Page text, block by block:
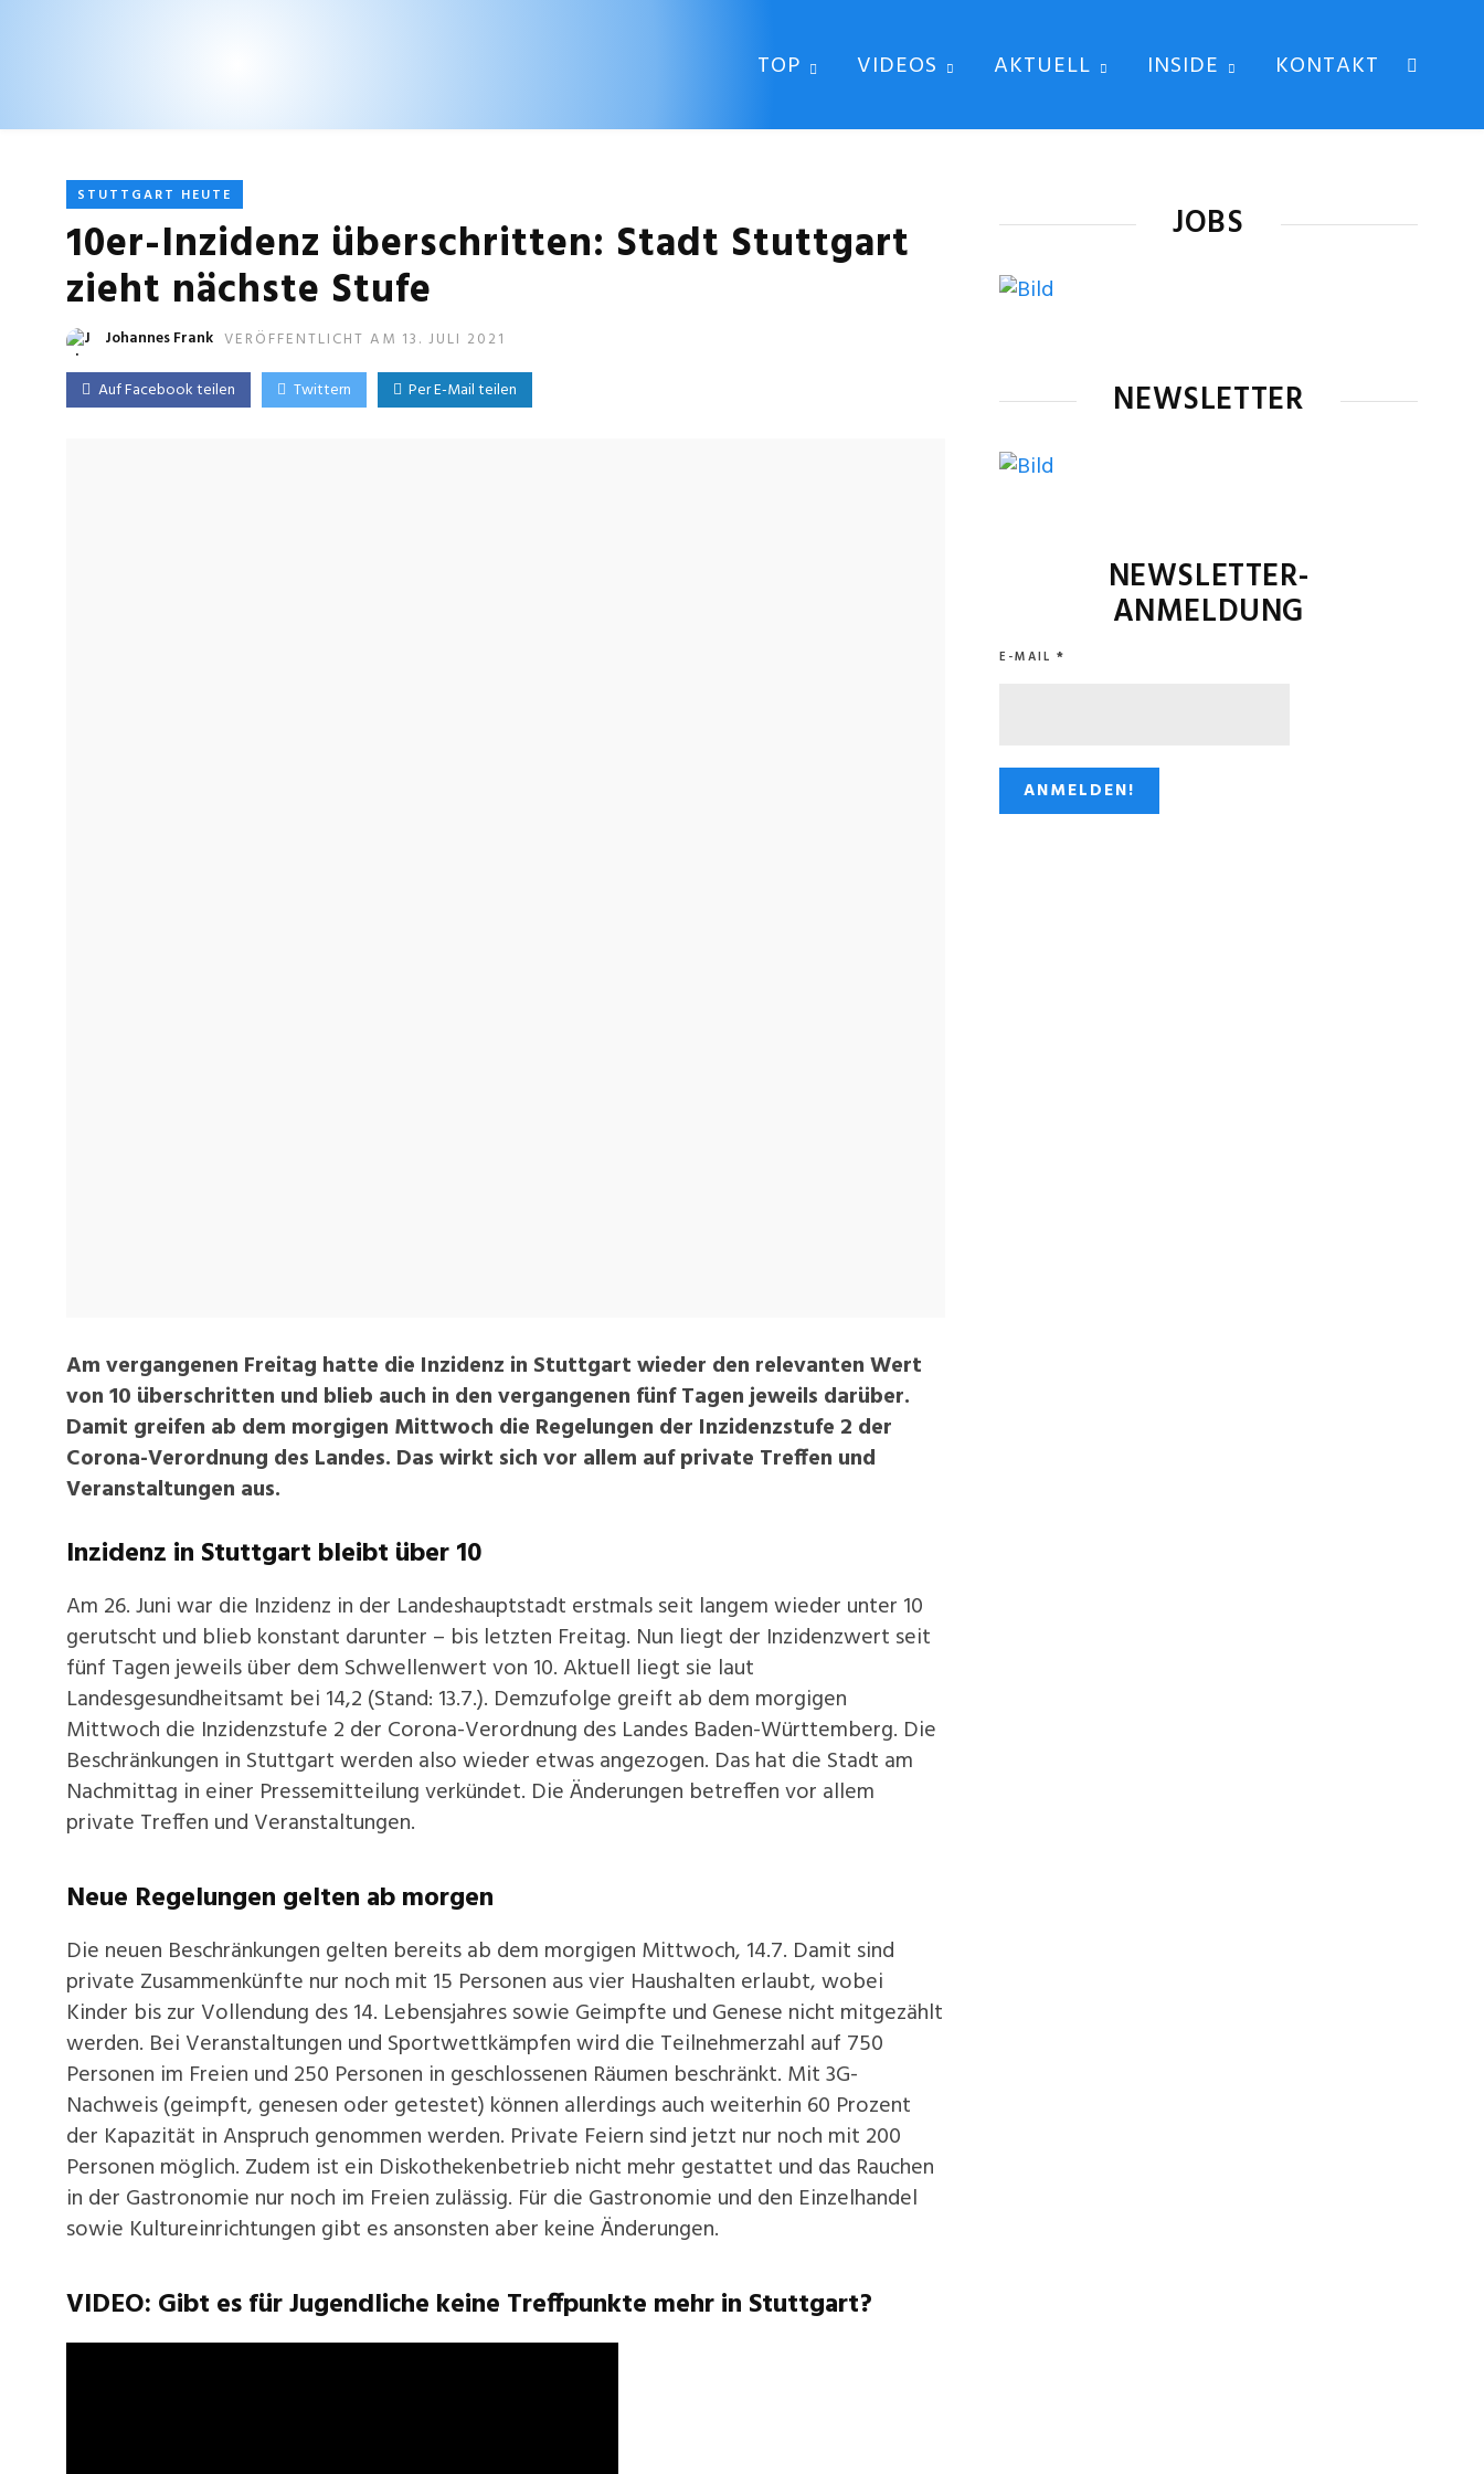
TOP VIDEOS AKTUELL INSIDE KONTAKT
STUTTGART HEUTE
10er-Inzidenz überschritten: Stadt Stuttgart
zieht nächste Stufe
Johannes Frank VERÖFFENTLICHT AM 13. JULI 2021
Auf Facebook teilen Twittern Per E-Mail teilen
Am vergangenen Freitag hatte die Inzidenz in Stuttgart wieder den relevanten Wert
von 10 überschritten und blieb auch in den vergangenen fünf Tagen jeweils darüber.
Damit greifen ab dem morgigen Mittwoch die Regelungen der Inzidenzstufe 2 der
Corona-Verordnung des Landes. Das wirkt sich vor allem auf private Treffen und
Veranstaltungen aus.
Inzidenz in Stuttgart bleibt über 10
Am 26. Juni war die Inzidenz in der Landeshauptstadt erstmals seit langem wieder unter 10
gerutscht und blieb konstant darunter – bis letzten Freitag. Nun liegt der Inzidenzwert seit
fünf Tagen jeweils über dem Schwellenwert von 10. Aktuell liegt sie laut
Landesgesundheitsamt bei 14,2 (Stand: 13.7.). Demzufolge greift ab dem morgigen
Mittwoch die Inzidenzstufe 2 der Corona-Verordnung des Landes Baden-Württemberg. Die
Beschränkungen in Stuttgart werden also wieder etwas angezogen. Das hat die Stadt am
Nachmittag in einer Pressemitteilung verkündet. Die Änderungen betreffen vor allem
private Treffen und Veranstaltungen.
Neue Regelungen gelten ab morgen
Die neuen Beschränkungen gelten bereits ab dem morgigen Mittwoch, 14.7. Damit sind
private Zusammenkünfte nur noch mit 15 Personen aus vier Haushalten erlaubt, wobei
Kinder bis zur Vollendung des 14. Lebensjahres sowie Geimpfte und Genese nicht mitgezählt
werden. Bei Veranstaltungen und Sportwettkämpfen wird die Teilnehmerzahl auf 750
Personen im Freien und 250 Personen in geschlossenen Räumen beschränkt. Mit 3G-
Nachweis (geimpft, genesen oder getestet) können allerdings auch weiterhin 60 Prozent
der Kapazität in Anspruch genommen werden. Private Feiern sind jetzt nur noch mit 200
Personen möglich. Zudem ist ein Diskothekenbetrieb nicht mehr gestattet und das Rauchen
in der Gastronomie nur noch im Freien zulässig. Für die Gastronomie und den Einzelhandel
sowie Kultureinrichtungen gibt es ansonsten aber keine Änderungen.
VIDEO: Gibt es für Jugendliche keine Treffpunkte mehr in Stuttgart?
JOBS
NEWSLETTER
NEWSLETTER-
ANMELDUNG
E-MAIL *